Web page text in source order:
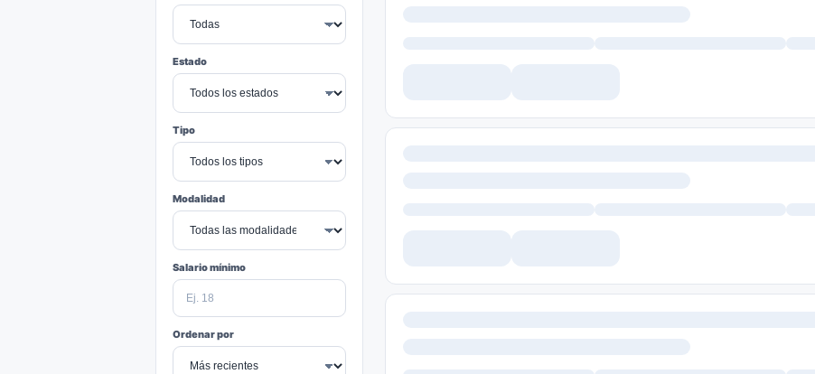
Estado
Tipo
Modalidad
Salario mínimo
Ordenar por